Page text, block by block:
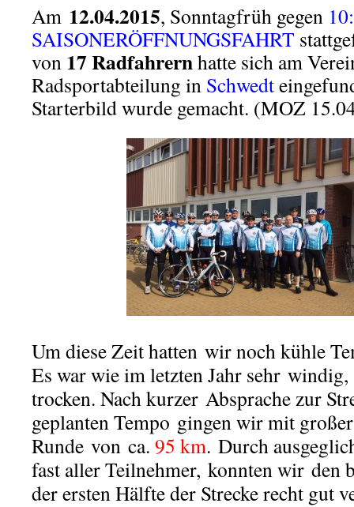
Am 12.04.2015, Sonntagfrüh gegen
SAISONERÖFFNUNGSFAHRT
von 17 Radfahrernhatte sich am
Radsportabteilung in Schwedt
Starterbild wurde gemacht. (MOZ
Um diese Zeit hatten wir noch kühle
Es war wie im letzten Jahr sehr
trocken. Nach kurzer Absprache zur
geplanten Tempo gingen wir mit
Runde von ca. 95 km. Durch
fast aller Teilnehmer, konnten wir den
der ersten Hälfte der Strecke recht gut